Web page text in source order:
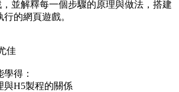
並解釋每一個步驟的原理與做法，搭建
的網頁遊戲。
佳
得：
與H5製程的關係